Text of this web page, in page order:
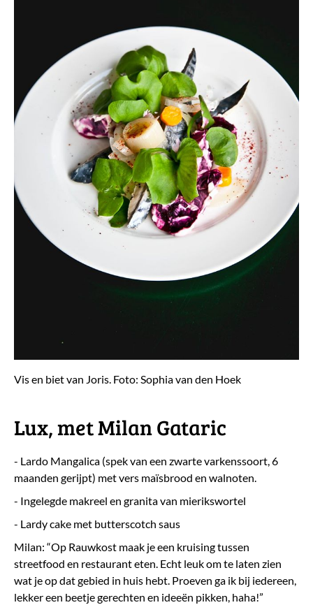
Vis en biet van Joris. Foto: Sophia van den Hoek
Lux, met Milan Gataric
- Lardo Mangalica (spek van een zwarte varkenssoort, 6
maanden gerijpt) met vers maïsbrood en walnoten.
- Ingelegde makreel en granita van mierikswortel
- Lardy cake met butterscotch saus
Milan: “Op Rauwkost maak je een kruising tussen
streetfood en restaurant eten. Echt leuk om te laten zien
wat je op dat gebied in huis hebt. Proeven ga ik bij iedereen,
lekker een beetje gerechten en ideeën pikken, haha!”